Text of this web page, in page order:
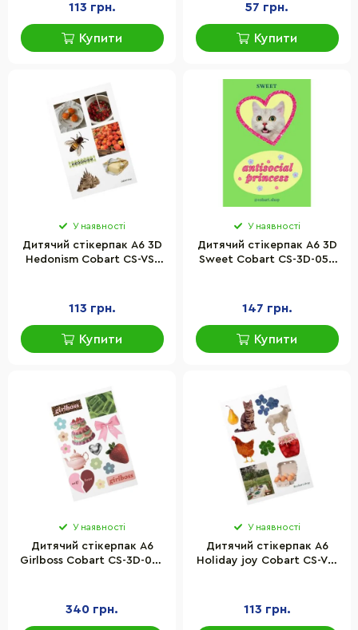
113 грн.
Купити
57 грн.
Купити
У наявності
Дитячий стікерпак А6 3D
Hedonism Cobart СS-VS-
113 грн.
Купити
У наявності
Дитячий стікерпак А6 3D
Sweet Cobart СS-3D-057
147 грн.
Купити
У наявності
Дитячий стікерпак А6
Girlboss Cobart СS-3D-033
340 грн.
У наявності
Дитячий стікерпак А6
Holiday joy Cobart СS-VS-
113 грн.